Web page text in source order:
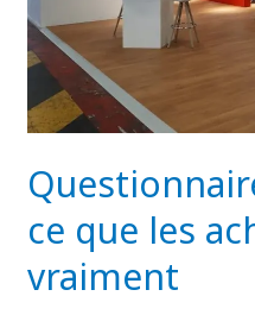
ce que les
vraiment
notent
vraiment